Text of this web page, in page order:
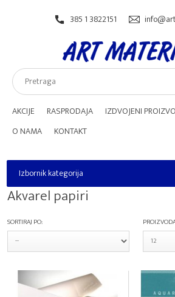
Izbornik kategorija
Izbornik kategorija
385 1 3822151
AKCIJE RASPRODAJA IZDVOJENI
O NAMA
KONTAKT
Akvarel papiri
SORTIRAJ PO: